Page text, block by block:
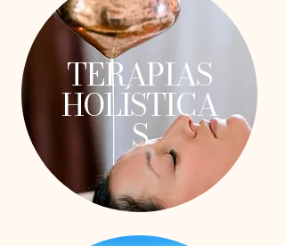
TERAPIAS
HOLÍSTICA
S